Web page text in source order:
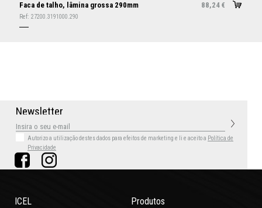
Faca de talho, lâmina grossa 290mm 88,24 €
Ref: 27200.3191000.290
Newsletter
Autorizo a utilização destes dados para efeitos de marketing e li e aceito a Política de
Privacidade
ICEL Produtos